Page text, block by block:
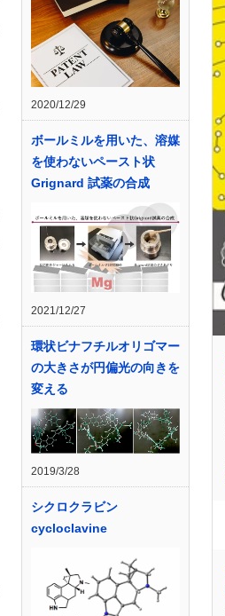
2020/12/29
ボールミルを用いた、溶媒
を使わないペースト状
Grignard 試薬の合成
2021/12/27
環状ビナフチルオリゴマー
の大きさが円偏光の向きを
変える
2019/3/28
シクロクラビン
cycloclavine